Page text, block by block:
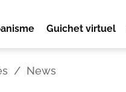
Guichet virtuel
News